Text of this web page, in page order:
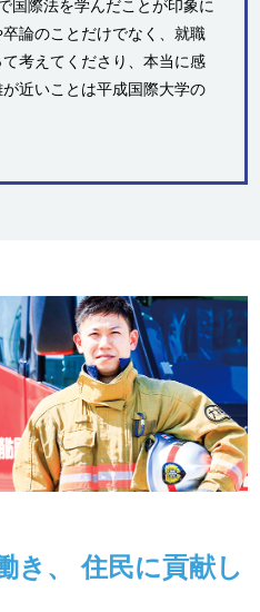
国際法を学んだことが印象に
論のことだけでなく、就職
考えてくださり、本当に感
近いことは平成国際大学の
き、
住民に貢献し